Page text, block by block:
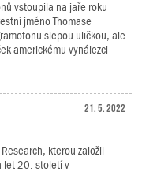
vstoupila na jaře roku
jméno Thomase
slepou uličkou, ale
americkému vynálezci
21. 5. 2022
kterou založil
let 20. století v